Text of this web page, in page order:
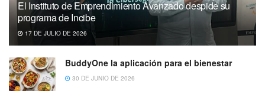
El Instituto de Emprendimiento Avanzado despide su
programa de Incibe
17 DE JULIO DE 2026
BuddyOne la aplicación para el bienestar
30 DE JUNIO DE 2026